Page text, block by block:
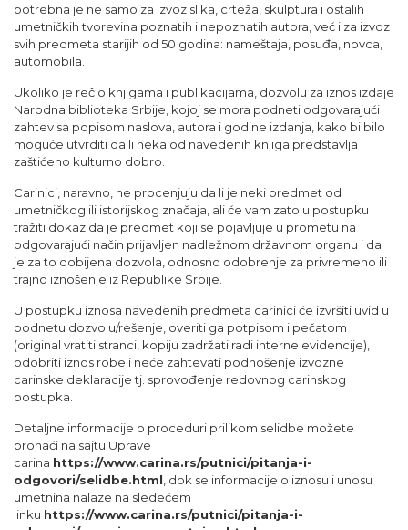
potrebna je ne samo za izvoz slika, crteža, skulptura i ostalih
umetničkih tvorevina poznatih i nepoznatih autora, već i za izvoz
svih predmeta starijih od 50 godina: nameštaja, posuđa, novca,
automobila.
Ukoliko je reč o knjigama i publikacijama, dozvolu za iznos izdaje
Narodna biblioteka Srbije, kojoj se mora podneti odgovarajući
zahtev sa popisom naslova, autora i godine izdanja, kako bi bilo
moguće utvrditi da li neka od navedenih knjiga predstavlja
zaštićeno kulturno dobro.
Carinici, naravno, ne procenjuju da li je neki predmet od
umetničkog ili istorijskog značaja, ali će vam zato u postupku
tražiti dokaz da je predmet koji se pojavljuje u prometu na
odgovarajući način prijavljen nadležnom državnom organu i da
je za to dobijena dozvola, odnosno odobrenje za privremeno ili
trajno iznošenje iz Republike Srbije.
U postupku iznosa navedenih predmeta carinici će izvršiti uvid u
podnetu dozvolu/rešenje, overiti ga potpisom i pečatom
(original vratiti stranci, kopiju zadržati radi interne evidencije),
odobriti iznos robe i neće zahtevati podnošenje izvozne
carinske deklaracije tj. sprovođenje redovnog carinskog
postupka.
Detaljne informacije o proceduri prilikom selidbe možete
pronaći na sajtu Uprave
carina https://www.carina.rs/putnici/pitanja-i-
odgovori/selidbe.html , dok se informacije o iznosu i unosu
umetnina nalaze na sledećem
linku https://www.carina.rs/putnici/pitanja-i-